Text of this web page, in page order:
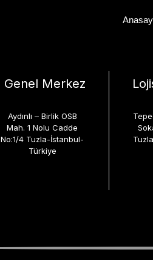
Genel Merkez
Aydınlı – Birlik OSB
Mah. 1 Nolu Cadde
No:1/4 Tuzla-İstanbul-
Türkiye